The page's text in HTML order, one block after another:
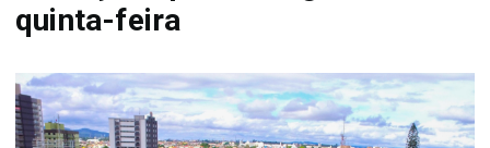
quinta-feira